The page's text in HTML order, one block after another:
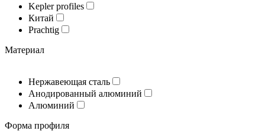
Kepler profiles
Китай
Prachtig
Материал
Нержавеющая сталь
Анодированный алюминий
Алюминий
Форма профиля